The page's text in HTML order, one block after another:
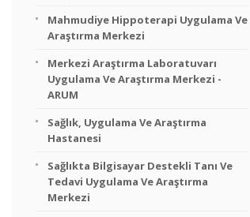
Mahmudiye Hippoterapi Uygulama Ve
Araştırma Merkezi
Merkezi Araştırma Laboratuvarı
Uygulama Ve Araştırma Merkezi -
ARUM
Sağlık, Uygulama Ve Araştırma
Hastanesi
Sağlıkta Bilgisayar Destekli Tanı Ve
Tedavi Uygulama Ve Araştırma
Merkezi